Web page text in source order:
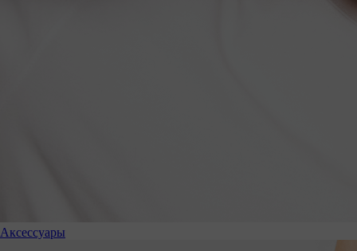
Аксессуары